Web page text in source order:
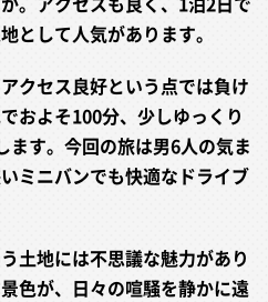
として人気があります。
クセス良好という点では負け
およそ100分、少しゆっくり
ます。今回の旅は男6人の気ま
ミニバンでも快適なドライブ
土地には不思議な魅力があり
色が、日々の喧騒を静かに遠